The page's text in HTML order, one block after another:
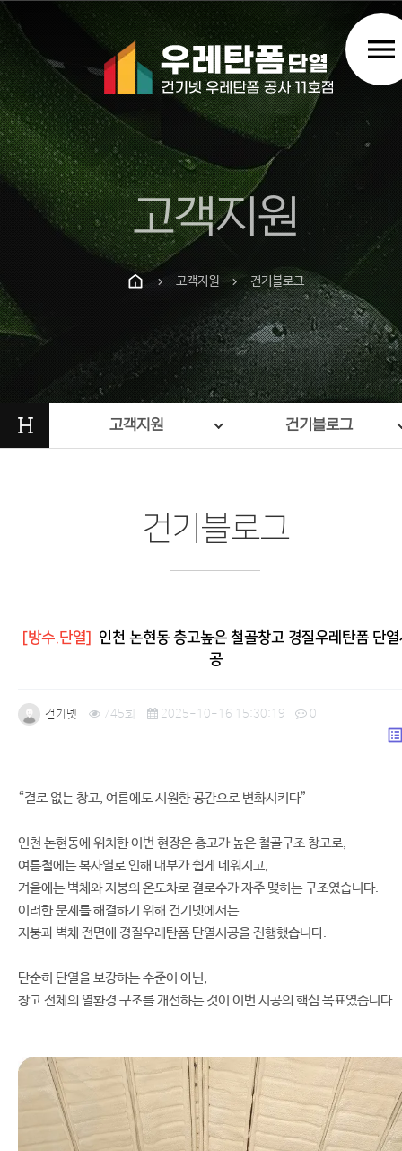
menu
고객지원
chevron_right 고객지원 chevron_right 건기블로그
H 고객지원 건기블로그
건기블로그
[방수.단열]
인천 논현동 층고높은 철골창고 경질우레탄폼 단
공
건기넷 745회 2025-10-16 15:30:19 0
“결로 없는 창고, 여름에도 시원한 공간으로 변화시키다”
인천 논현동에 위치한 이번 현장은 층고가 높은 철골구조 창고로,
여름철에는 복사열로 인해 내부가 쉽게 데워지고,
겨울에는 벽체와 지붕의 온도차로 결로수가 자주 맺히는 구조였습니다.
이러한 문제를 해결하기 위해 건기넷에서는
지붕과 벽체 전면에 경질우레탄폼 단열시공을 진행했습니다.
단순히 단열을 보강하는 수준이 아닌,
창고 전체의 열환경 구조를 개선하는 것이 이번 시공의 핵심 목표였습니다.